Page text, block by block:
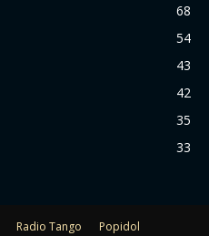
68
54
43
42
35
33
Radio Tango Popidol